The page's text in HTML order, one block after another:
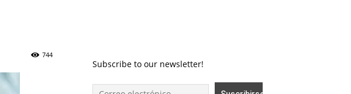
744
Subscribe to our newsletter!